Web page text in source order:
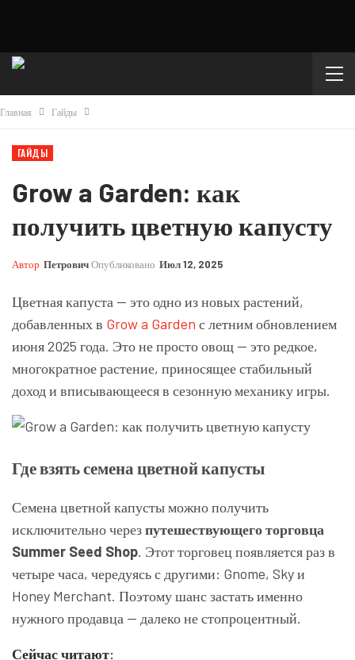
Главная Гайды
ГАЙДЫ
Grow a Garden: как
получить цветную капусту
Автор ПетровичОпубликовано Июл 12, 2025
Цветная капуста — это одно из новых растений,
добавленных в Grow a Garden с летним обновлением
июня 2025 года. Это не просто овощ — это редкое,
многократное растение, приносящее стабильный
доход и вписывающееся в сезонную механику игры.
Где взять семена цветной капусты
Семена цветной капусты можно получить
исключительно черезпутешествующего торговца
Summer Seed Shop. Этот торговец появляется раз в
четыре часа, чередуясь с другими: Gnome, Sky и
Honey Merchant. Поэтому шанс застать именно
нужного продавца — далеко не стопроцентный.
Сейчас читают: